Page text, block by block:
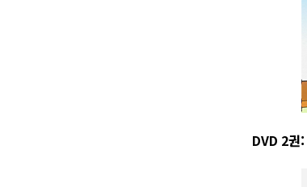
DVD 2권: